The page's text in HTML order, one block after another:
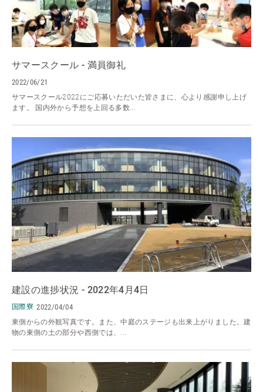
サマースクール - 満員御礼
2022/06/21
サマースクール2022にご応募いただいた皆さまに、心より感謝申し上げ
ます。 国内外から予想を上回る多数...
建設の進捗状況 - 2022年4月4日
国際寮 2022/04/04
東側からの外観写真です。また、中庭のステージも出来上がりました。建
物の東側の土の部分や西側では、...